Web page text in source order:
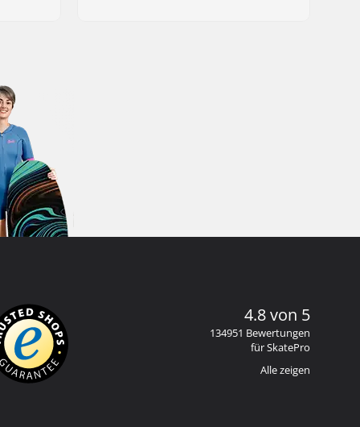
4.8 von 5
134951 Bewertungen
für SkatePro
Alle zeigen